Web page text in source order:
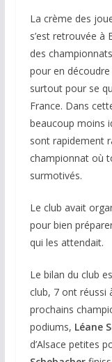
La crème des
s’est retrouvée à
des
pour en
surtout pour se
France. Dans
beaucoup moins
sont rapidement
championnat où
surmotivés.
Le club avait
pour bien
qui les attendait.
Le bilan du club
club, 7 ont réussi
prochains
podiums, Léane
d’Alsace petites